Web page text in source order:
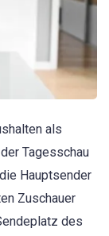
als
Tagesschau
Hauptsender
Zuschauer
des